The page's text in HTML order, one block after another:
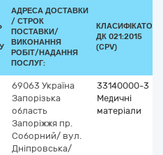
АДРЕСА ДОСТАВКИ
/ СТРОК
ПОСТАВКИ/
ВИКОНАННЯ
РОБІТ/НАДАННЯ
ПОСЛУГ:
КЛАСИФІКАТОР
ДК 021:2015
(CPV)
69063 Україна
Запорізька
область
Запоріжжя пр.
Соборний/ вул.
Дніпровська/
33140000-3
Медичні
матеріали